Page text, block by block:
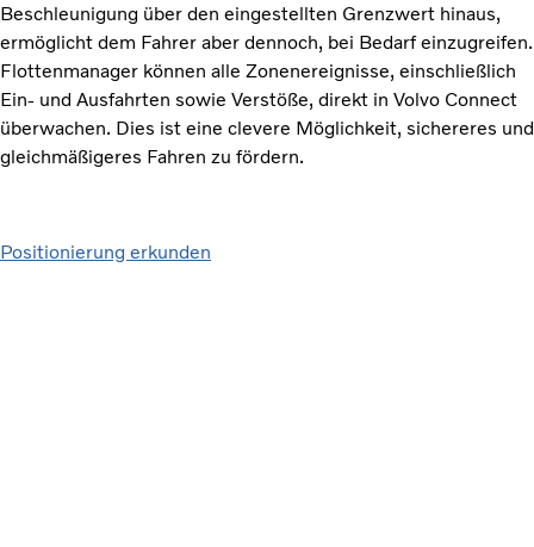
Beschleunigung über den eingestellten Grenzwert hinaus,
ermöglicht dem Fahrer aber dennoch, bei Bedarf einzugreifen.
Flottenmanager können alle Zonenereignisse, einschließlich
Ein- und Ausfahrten sowie Verstöße, direkt in Volvo Connect
überwachen. Dies ist eine clevere Möglichkeit, sichereres und
gleichmäßigeres Fahren zu fördern.
Positionierung erkunden